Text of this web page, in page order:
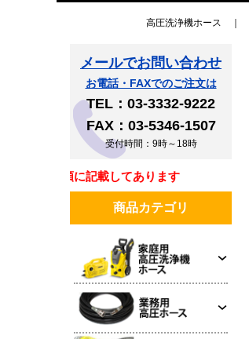
高圧洗浄機ホース
メールでお問い合わせ
お電話・FAXでのご注文は
TEL：03-3332-9222
FAX：03-5346-1507
受付時間：9時～18時
書類に記載してあります
商品カテゴリ